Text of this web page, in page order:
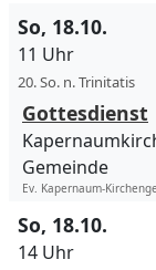
So, 18.10.
11 Uhr
20. So. n. Trinitatis
Gottesdienst
Gemeinde
Ev. Kapernaum-
So, 18.10.
14 Uhr